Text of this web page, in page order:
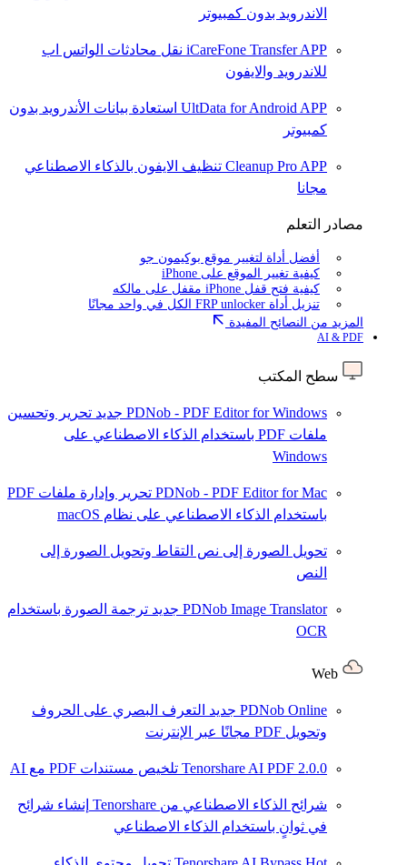
الاندرويد بدون كمبيوتر
iCareFone Transfer APP نقل محادثات الواتس اب
للاندرويد والايفون
UltData for Android APP استعادة بيانات الأندرويد بدون
كمبيوتر
Cleanup Pro APP تنظيف الايفون بالذكاء الاصطناعي
مجانا
مصادر التعلم
أفضل أداة لتغيير موقع بوكيمون جو
كيفية تغيير الموقع على iPhone
كيفية فتح قفل iPhone مقفل على مالكه
تنزيل أداة FRP unlocker الكل في واحد مجانًا
المزيد من النصائح المفيدة
AI & PDF
سطح المكتب
PDNob - PDF Editor for Windows جديد تحرير وتحسين
ملفات PDF باستخدام الذكاء الاصطناعي على
Windows
PDNob - PDF Editor for Mac
تحرير وإدارة ملفات PDF
باستخدام الذكاء الاصطناعي على نظام macOS
تحويل الصورة إلى نص التقاط وتحويل الصورة إلى
النص
PDNob Image Translator جديد ترجمة الصورة باستخدام
OCR
PDNob Online جديد التعرف البصري على الحروف
وتحويل PDF مجانًا عبر الإنترنت
Tenorshare AI PDF 2.0.0 تلخيص مستندات PDF مع AI
شرائح الذكاء الاصطناعي من Tenorshare
إنشاء شرائح
في ثوانٍ باستخدام الذكاء الاصطناعي